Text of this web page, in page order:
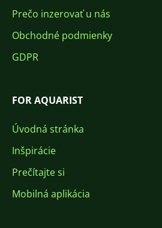
Prečo inzerovať u nás
Obchodné podmienky
GDPR
FOR AQUARIST
Úvodná stránka
Inšpirácie
Prečítajte si
Mobilná aplikácia